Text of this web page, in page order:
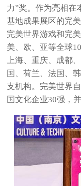
力”奖。作为亮相在
基地成果展区的完
完美世界游戏和完
美、欧、亚等全球
上海、重庆、成都
国、荷兰、法国、
支机构。完美世界
国文化企业30强，